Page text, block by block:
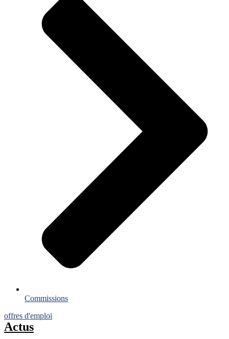
Commissions
offres d'emploi
Actus